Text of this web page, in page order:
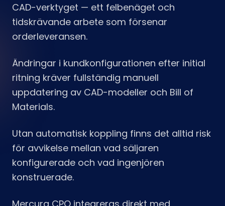
CAD-verktyget — ett felbenäget och
tidskrävande arbete som försenar
orderleveransen.
Ändringar i kundkonfigurationen efter initial
ritning kräver fullständig manuell
uppdatering av CAD-modeller och Bill of
Materials.
Utan automatisk koppling finns det alltid risk
för avvikelse mellan vad säljaren
konfigurerade och vad ingenjören
konstruerade.